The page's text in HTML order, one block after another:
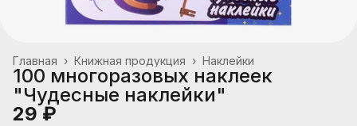
Наклейки
Книжная продукция ›
Главная ›
100 многоразовых наклеек
"Чудесные наклейки"
29 ₽